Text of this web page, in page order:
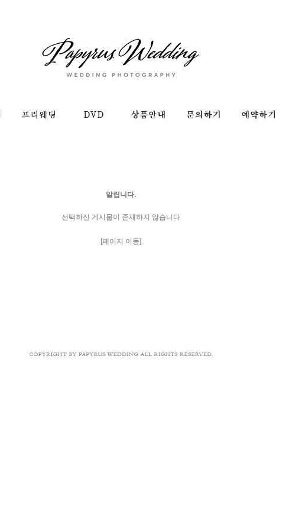
알립니다.
선택하신 게시물이 존재하지 않습니다
[페이지 이동]